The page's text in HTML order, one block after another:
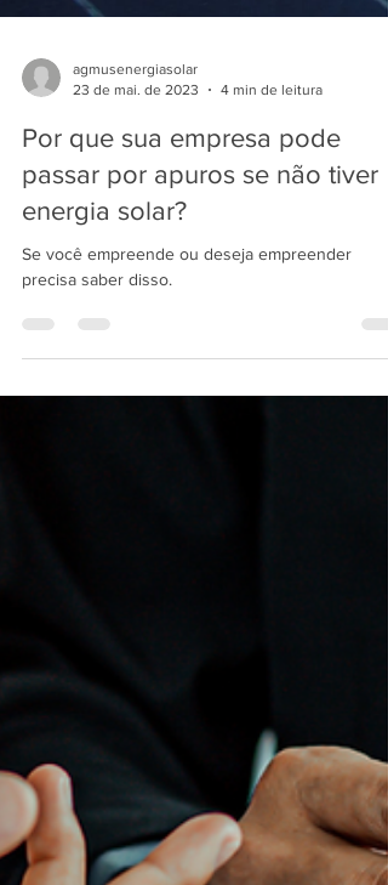
4 min de leitura
Por que sua empresa pode
passar por apuros se não tiver
energia solar?
Se você empreende ou deseja empreender
precisa saber disso.